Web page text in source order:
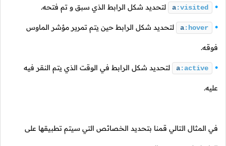
a:visited لتحديد شكل الرابط الذي سبق و تم فتحه.
a:hover لتحديد شكل الرابط حين يتم تمرير مؤشر الماوس
فوقه.
a:active لتحديد شكل الرابط في الوقت الذي يتم النقر فيه
عليه.
في المثال التالي قمنا بتحديد الخصائص التي سيتم تطبيقها على